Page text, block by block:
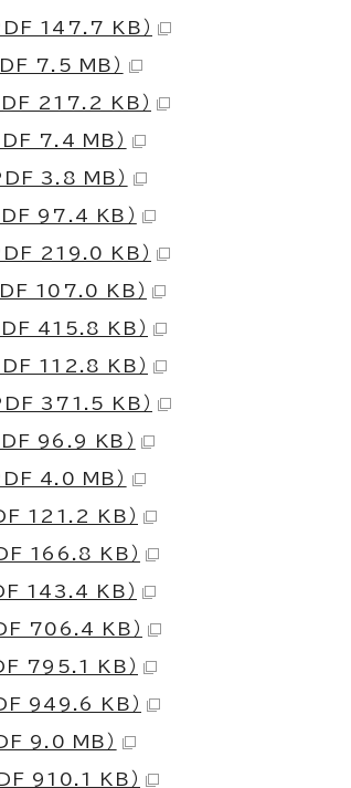
147.7 KB）
7.5 MB）
217.2 KB）
7.4 MB）
3.8 MB）
97.4 KB）
219.0 KB）
107.0 KB）
415.8 KB）
112.8 KB）
371.5 KB）
96.9 KB）
4.0 MB）
121.2 KB）
166.8 KB）
143.4 KB）
706.4 KB）
795.1 KB）
949.6 KB）
9.0 MB）
910.1 KB）